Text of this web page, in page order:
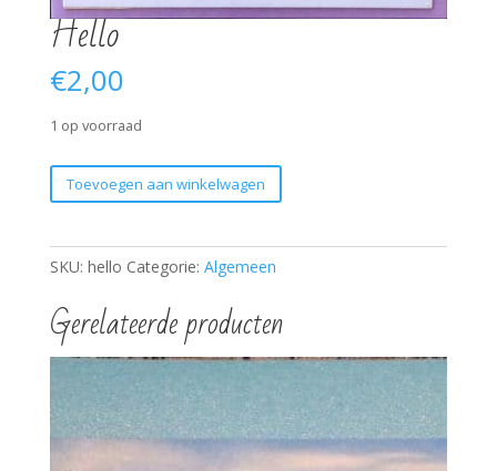
Hello
€2,00
1 op voorraad
Hello
aantal
Toevoegen aan winkelwagen
SKU: hello Categorie: Algemeen
Gerelateerde producten